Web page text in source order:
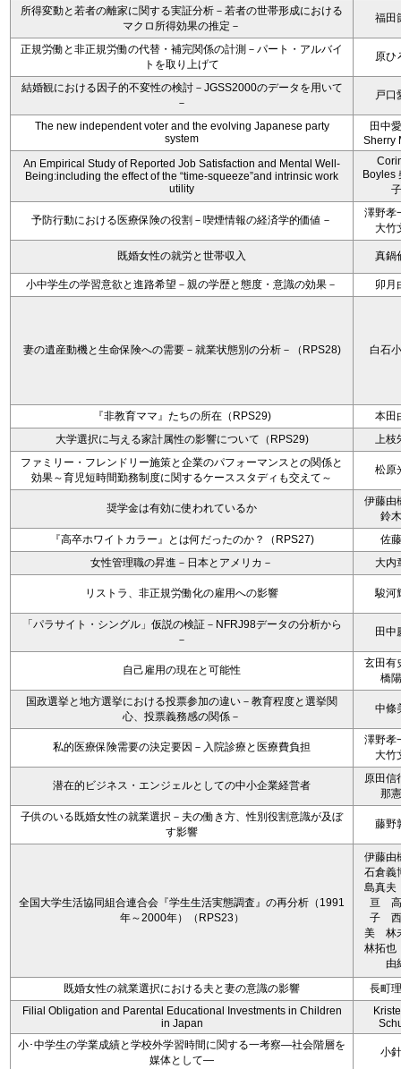
所得変動と若者の離家に関する実証分析－若者の世帯形成における
マクロ所得効果の推定－
福田
正規労働と非正規労働の代替・補完関係の計測－パート・アルバイ
トを取り上げて
原ひ
結婚観における因子的不変性の検討－JGSS2000のデータを用いて
－
戸口
The new independent voter and the evolving Japanese party
system
田中
Sherry
An Empirical Study of Reported Job Satisfaction and Mental Well-
Being:including the effect of the “time-squeeze”and intrinsic work
utility
Boyles
子
予防行動における医療保険の役割－喫煙情報の経済学的価値－
澤野孝
大竹
既婚女性の就労と世帯収入 真鍋
小中学生の学習意欲と進路希望－親の学歴と態度・意識の効果－ 卯月
妻の遺産動機と生命保険への需要－就業状態別の分析－（RPS28) 白石
『非教育ママ』たちの所在（RPS29)
本田
大学選択に与える家計属性の影響について（RPS29)
上枝
ファミリー・フレンドリー施策と企業のパフォーマンスとの関係と
効果～育児短時間勤務制度に関するケーススタディも交えて～
松原
奨学金は有効に使われているか
伊藤由
鈴
『高卒ホワイトカラー』とは何だったのか？（RPS27)
佐
女性管理職の昇進－日本とアメリカ－
大内
リストラ、非正規労働化の雇用への影響 駿河
「パラサイト・シングル」仮説の検証－NFRJ98データの分析から
－
田中
自己雇用の現在と可能性
玄田有
橋
国政選挙と地方選挙における投票参加の違い－教育程度と選挙関
心、投票義務感の関係－
中條
私的医療保険需要の決定要因－入院診療と医療費負担
澤野孝
大竹
潜在的ビジネス・エンジェルとしての中小企業経営者
原田信
那
子供のいる既婚女性の就業選択－夫の働き方、性別役割意識が及ぼ
す影響
藤野
全国大学生活協同組合連合会『学生生活実態調査』の再分析（1991
年～2000年）（RPS23）
伊藤
石倉
島真
亘 高
子 西
美 林
林拓
由
既婚女性の就業選択における夫と妻の意識の影響
長町
Filial Obligation and Parental Educational Investments in Children
in Japan
小･中学生の学業成績と学校外学習時間に関する一考察―社会階層を
媒体として―
小